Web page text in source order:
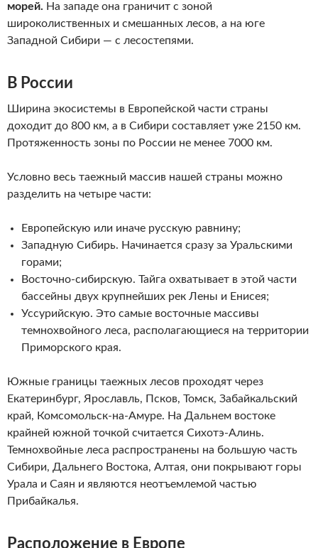
морей. На западе она граничит с зоной
широколиственных и смешанных лесов, а на юге
Западной Сибири — с лесостепями.
В России
Ширина экосистемы в Европейской части страны
доходит до 800 км, а в Сибири составляет уже 2150 км.
Протяженность зоны по России не менее 7000 км.
Условно весь таежный массив нашей страны можно
разделить на четыре части:
Европейскую или иначе русскую равнину;
Западную Сибирь. Начинается сразу за Уральскими
горами;
Восточно-сибирскую. Тайга охватывает в этой части
бассейны двух крупнейших рек Лены и Енисея;
Уссурийскую. Это самые восточные массивы
темнохвойного леса, располагающиеся на территории
Приморского края.
Южные границы таежных лесов проходят через
Екатеринбург, Ярославль, Псков, Томск, Забайкальский
край, Комсомольск-на-Амуре. На Дальнем востоке
крайней южной точкой считается Сихотэ-Алинь.
Темнохвойные леса распространены на большую часть
Сибири, Дальнего Востока, Алтая, они покрывают горы
Урала и Саян и являются неотъемлемой частью
Прибайкалья.
Расположение в Европе